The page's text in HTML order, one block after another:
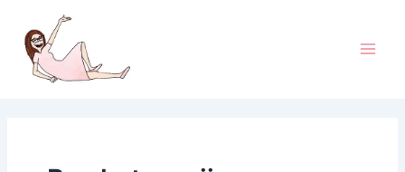
treści